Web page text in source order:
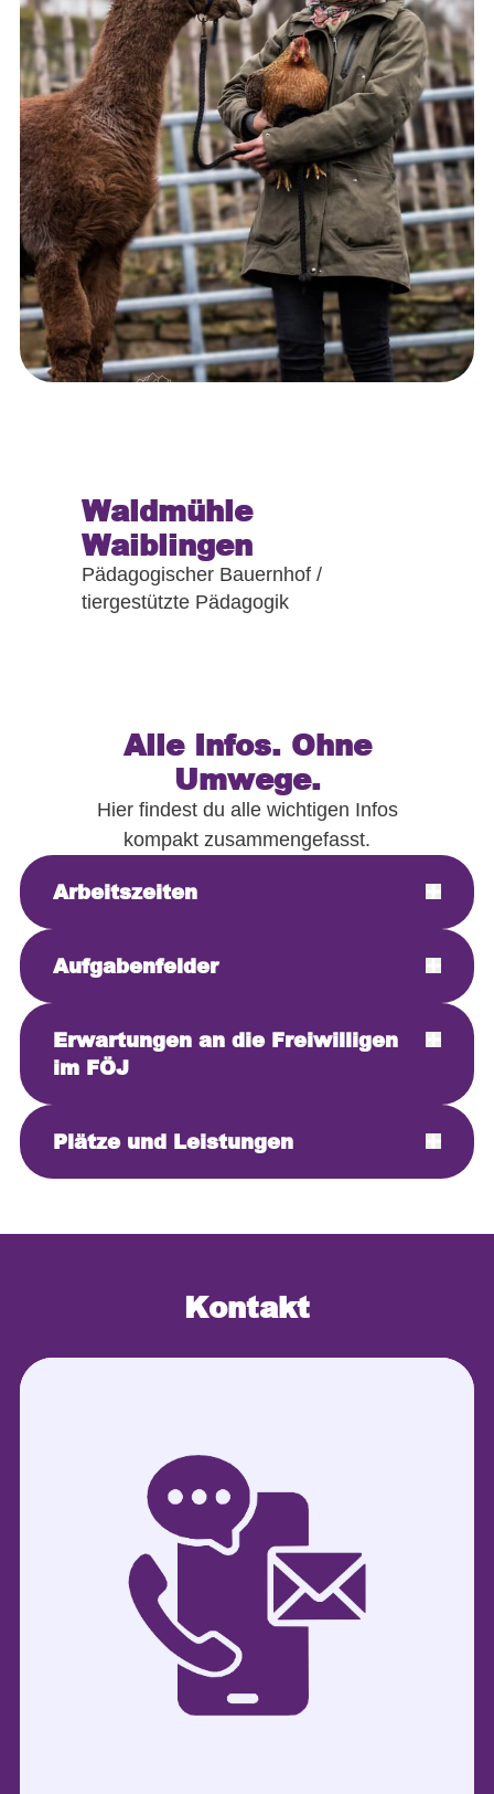
Waldmühle
Waiblingen
Pädagogischer Bauernhof /
tiergestützte Pädagogik
Alle Infos. Ohne
Umwege.
Hier findest du alle wichtigen Infos
kompakt zusammengefasst.
Arbeitszeiten
Aufgabenfelder
Erwartungen an die Freiwilligen
im FÖJ
Plätze und Leistungen
Kontakt